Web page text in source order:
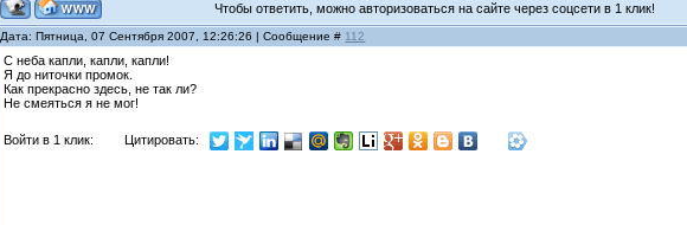
Чтобы ответить, можно авторизоваться на сайте через соцсети в 1 клик!
Дата: Пятница, 07 Сентября 2007, 12:26:26 | Сообщение # 112
С неба капли, капли, капли!
Я до ниточки промок.
Как прекрасно здесь, не так ли?
Не смеяться я не мог!
Войти в 1 клик: Цитировать: